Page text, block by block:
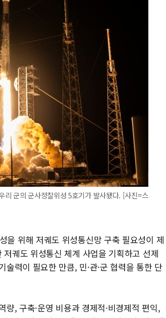
군의 군사정찰위성 5호기가 발사됐다. [사진=스
을 위해 저궤도 위성통신망 구축 필요성이 제
궤도 위성통신 체계 사업을 기획하고 선제
력이 필요한 만큼, 민·관·군 협력을 통한 단
, 구축·운영 비용과 경제적·비경제적 편익,